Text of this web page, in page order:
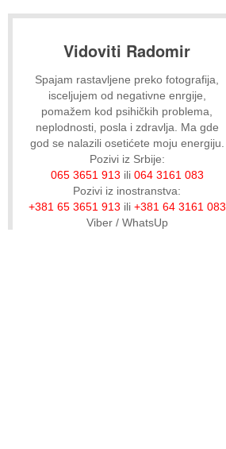
Vidoviti Radomir
Spajam rastavljene preko fotografija,
isceljujem od negativne enrgije,
pomažem kod psihičkih problema,
neplodnosti, posla i zdravlja. Ma gde
god se nalazili osetićete moju energiju.
Pozivi iz Srbije:
065 3651 913 ili 064 3161 083
Pozivi iz inostranstva:
+381 65 3651 913 ili +381 64 3161 083
Viber / WhatsUp